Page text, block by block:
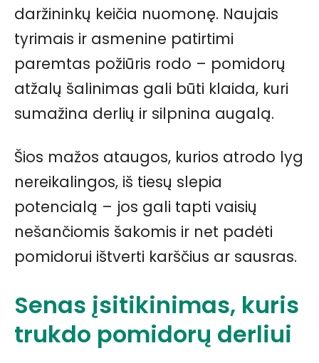
daržininkų keičia nuomonę. Naujais
tyrimais ir asmenine patirtimi
paremtas požiūris rodo – pomidorų
atžalų šalinimas gali būti klaida, kuri
sumažina derlių ir silpnina augalą.
Šios mažos ataugos, kurios atrodo lyg
nereikalingos, iš tiesų slepia
potencialą – jos gali tapti vaisių
nešančiomis šakomis ir net padėti
pomidorui ištverti karščius ar sausras.
Senas įsitikinimas, kuris
trukdo pomidorų derliui